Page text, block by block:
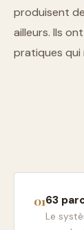
produisent
ailleurs. Ils
pratiques qui
63
Le